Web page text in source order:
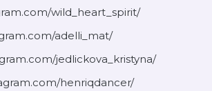
wild_heart_spirit/
adelli_mat/
jedlickova_kristyna/
henriqdancer/